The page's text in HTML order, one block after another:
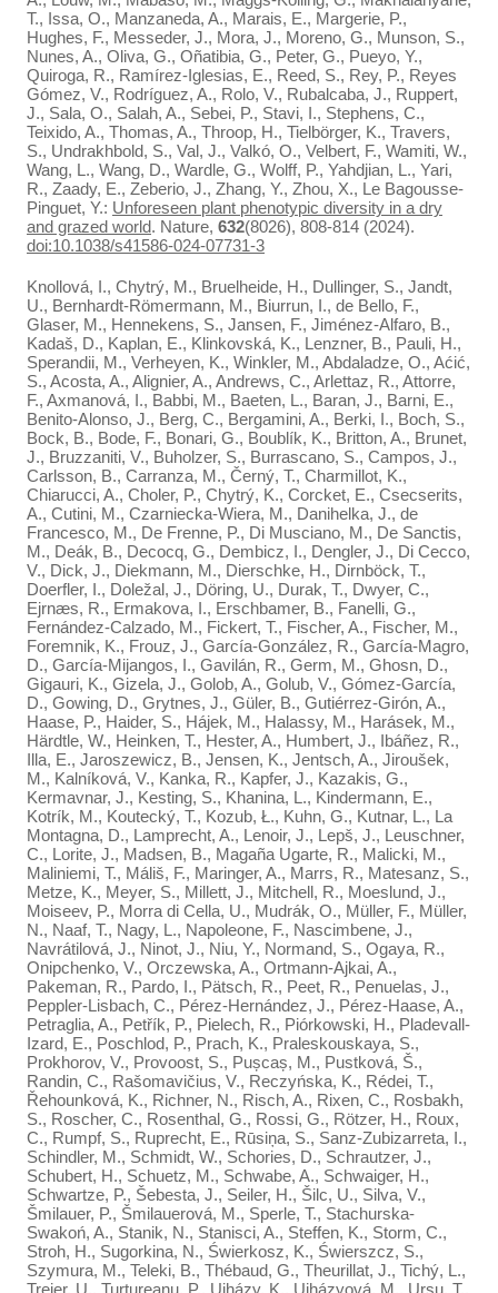
T., Issa, O., Manzaneda, A., Marais, E., Margerie, P.,
Hughes, F., Messeder, J., Mora, J., Moreno, G., Munson, S.,
Nunes, A., Oliva, G., Oñatibia, G., Peter, G., Pueyo, Y.,
Quiroga, R., Ramírez-Iglesias, E., Reed, S., Rey, P., Reyes
Gómez, V., Rodríguez, A., Rolo, V., Rubalcaba, J., Ruppert,
J., Sala, O., Salah, A., Sebei, P., Stavi, I., Stephens, C.,
Teixido, A., Thomas, A., Throop, H., Tielbörger, K., Travers,
S., Undrakhbold, S., Val, J., Valkó, O., Velbert, F., Wamiti, W.,
Wang, L., Wang, D., Wardle, G., Wolff, P., Yahdjian, L., Yari,
R., Zaady, E., Zeberio, J., Zhang, Y., Zhou, X., Le Bagousse-
Pinguet, Y.: Unforeseen plant phenotypic diversity in a dry
and grazed world. Nature, 632(8026), 808-814 (2024).
doi:10.1038/s41586-024-07731-3
Knollová, I., Chytrý, M., Bruelheide, H., Dullinger, S., Jandt,
U., Bernhardt‐Römermann, M., Biurrun, I., de Bello, F.,
Glaser, M., Hennekens, S., Jansen, F., Jiménez‐Alfaro, B.,
Kadaš, D., Kaplan, E., Klinkovská, K., Lenzner, B., Pauli, H.,
Sperandii, M., Verheyen, K., Winkler, M., Abdaladze, O., Aćić,
S., Acosta, A., Alignier, A., Andrews, C., Arlettaz, R., Attorre,
F., Axmanová, I., Babbi, M., Baeten, L., Baran, J., Barni, E.,
Benito‐Alonso, J., Berg, C., Bergamini, A., Berki, I., Boch, S.,
Bock, B., Bode, F., Bonari, G., Boublík, K., Britton, A., Brunet,
J., Bruzzaniti, V., Buholzer, S., Burrascano, S., Campos, J.,
Carlsson, B., Carranza, M., Černý, T., Charmillot, K.,
Chiarucci, A., Choler, P., Chytrý, K., Corcket, E., Csecserits,
A., Cutini, M., Czarniecka‐Wiera, M., Danihelka, J., de
Francesco, M., De Frenne, P., Di Musciano, M., De Sanctis,
M., Deák, B., Decocq, G., Dembicz, I., Dengler, J., Di Cecco,
V., Dick, J., Diekmann, M., Dierschke, H., Dirnböck, T.,
Doerfler, I., Doležal, J., Döring, U., Durak, T., Dwyer, C.,
Ejrnæs, R., Ermakova, I., Erschbamer, B., Fanelli, G.,
Fernández‐Calzado, M., Fickert, T., Fischer, A., Fischer, M.,
Foremnik, K., Frouz, J., García‐González, R., García‐Magro,
D., García‐Mijangos, I., Gavilán, R., Germ, M., Ghosn, D.,
Gigauri, K., Gizela, J., Golob, A., Golub, V., Gómez‐García,
D., Gowing, D., Grytnes, J., Güler, B., Gutiérrez‐Girón, A.,
Haase, P., Haider, S., Hájek, M., Halassy, M., Harásek, M.,
Härdtle, W., Heinken, T., Hester, A., Humbert, J., Ibáñez, R.,
Illa, E., Jaroszewicz, B., Jensen, K., Jentsch, A., Jiroušek,
M., Kalníková, V., Kanka, R., Kapfer, J., Kazakis, G.,
Kermavnar, J., Kesting, S., Khanina, L., Kindermann, E.,
Kotrík, M., Koutecký, T., Kozub, Ł., Kuhn, G., Kutnar, L., La
Montagna, D., Lamprecht, A., Lenoir, J., Lepš, J., Leuschner,
C., Lorite, J., Madsen, B., Magaña Ugarte, R., Malicki, M.,
Maliniemi, T., Máliš, F., Maringer, A., Marrs, R., Matesanz, S.,
Metze, K., Meyer, S., Millett, J., Mitchell, R., Moeslund, J.,
Moiseev, P., Morra di Cella, U., Mudrák, O., Müller, F., Müller,
N., Naaf, T., Nagy, L., Napoleone, F., Nascimbene, J.,
Navrátilová, J., Ninot, J., Niu, Y., Normand, S., Ogaya, R.,
Onipchenko, V., Orczewska, A., Ortmann‐Ajkai, A.,
Pakeman, R., Pardo, I., Pätsch, R., Peet, R., Penuelas, J.,
Peppler‐Lisbach, C., Pérez‐Hernández, J., Pérez‐Haase, A.,
Petraglia, A., Petřík, P., Pielech, R., Piórkowski, H., Pladevall‐
Izard, E., Poschlod, P., Prach, K., Praleskouskaya, S.,
Prokhorov, V., Provoost, S., Pușcaș, M., Pustková, Š.,
Randin, C., Rašomavičius, V., Reczyńska, K., Rédei, T.,
Řehounková, K., Richner, N., Risch, A., Rixen, C., Rosbakh,
S., Roscher, C., Rosenthal, G., Rossi, G., Rötzer, H., Roux,
C., Rumpf, S., Ruprecht, E., Rūsiņa, S., Sanz‐Zubizarreta, I.,
Schindler, M., Schmidt, W., Schories, D., Schrautzer, J.,
Schubert, H., Schuetz, M., Schwabe, A., Schwaiger, H.,
Schwartze, P., Šebesta, J., Seiler, H., Šilc, U., Silva, V.,
Šmilauer, P., Šmilauerová, M., Sperle, T., Stachurska‐
Swakoń, A., Stanik, N., Stanisci, A., Steffen, K., Storm, C.,
Stroh, H., Sugorkina, N., Świerkosz, K., Świerszcz, S.,
Szymura, M., Teleki, B., Thébaud, G., Theurillat, J., Tichý, L.,
Treier, U., Turtureanu, P., Ujházy, K., Ujházyová, M., Ursu, T.,